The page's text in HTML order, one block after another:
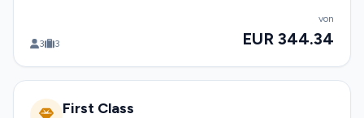
3 3
von
EUR 344.34
First Class